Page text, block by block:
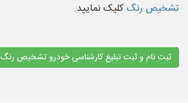
تشخیص رنگ کلیک نمایید.
ثبت نام و ثبت تبلیغ کارشناسی خودرو تشخیص رنگ